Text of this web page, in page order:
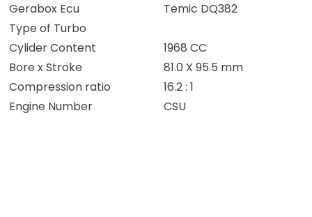
Gerabox Ecu
Temic DQ382
Type of Turbo
Cylider Content
1968 CC
Bore x Stroke
81.0 X 95.5 mm
Compression ratio
16.2 : 1
Engine Number
CSU